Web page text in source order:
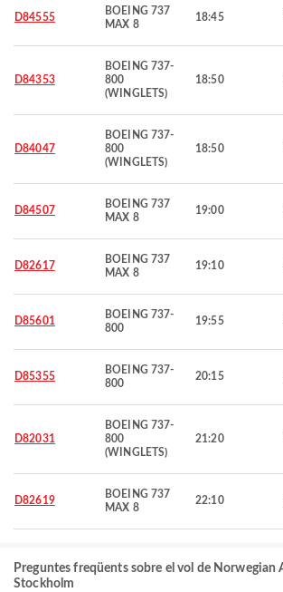
D84555
BOEING 737
MAX 8
18:45
D84353
BOEING 737-
800
(WINGLETS)
18:50
D84047
BOEING 737-
800
(WINGLETS)
18:50
D84507
BOEING 737
MAX 8
19:00
D82617
BOEING 737
MAX 8
19:10
D85601
BOEING 737-
800
19:55
D85355
BOEING 737-
800
20:15
D82031
BOEING 737-
800
(WINGLETS)
21:20
D82619
BOEING 737
MAX 8
22:10
Preguntes freqüents sobre el vol de Norwegian
Stockholm